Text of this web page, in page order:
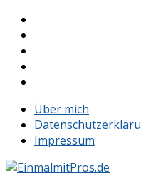
Über mich
Impressum